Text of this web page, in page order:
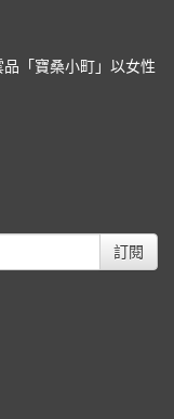
「寶桑小町」以女性
訂閱